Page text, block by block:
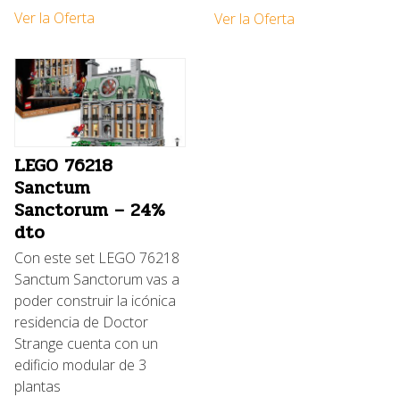
Ver la Oferta
Ver la Oferta
LEGO 76218
Sanctum
Sanctorum – 24%
dto
Con este set LEGO 76218
Sanctum Sanctorum vas a
poder construir la icónica
residencia de Doctor
Strange cuenta con un
edificio modular de 3
plantas